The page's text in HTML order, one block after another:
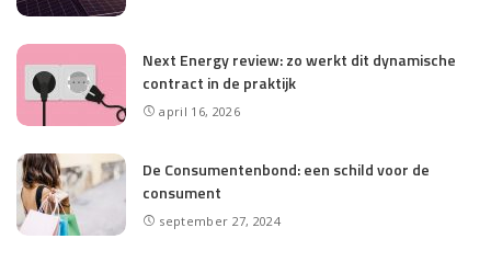
Next Energy review: zo werkt dit dynamische
contract in de praktijk
april 16, 2026
De Consumentenbond: een schild voor de
consument
september 27, 2024